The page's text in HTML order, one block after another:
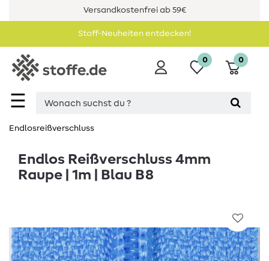
Versandkostenfrei ab 59€
Stoff-Neuheiten entdecken!
☰
0 0
Endlosreißverschluss
Endlos Reißverschluss 4mm
Raupe | 1m | Blau B8